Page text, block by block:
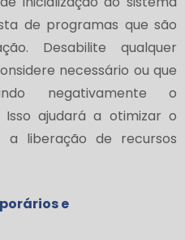
de programas que são
Desabilite qualquer
necessário ou que
negativamente o
Isso ajudará a otimizar o
a liberação de recursos
e